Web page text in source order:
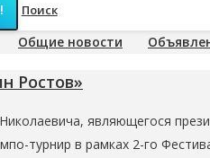
Поиск
Общие новости
Ростов»
являющегося
турнир в рамках 2-го